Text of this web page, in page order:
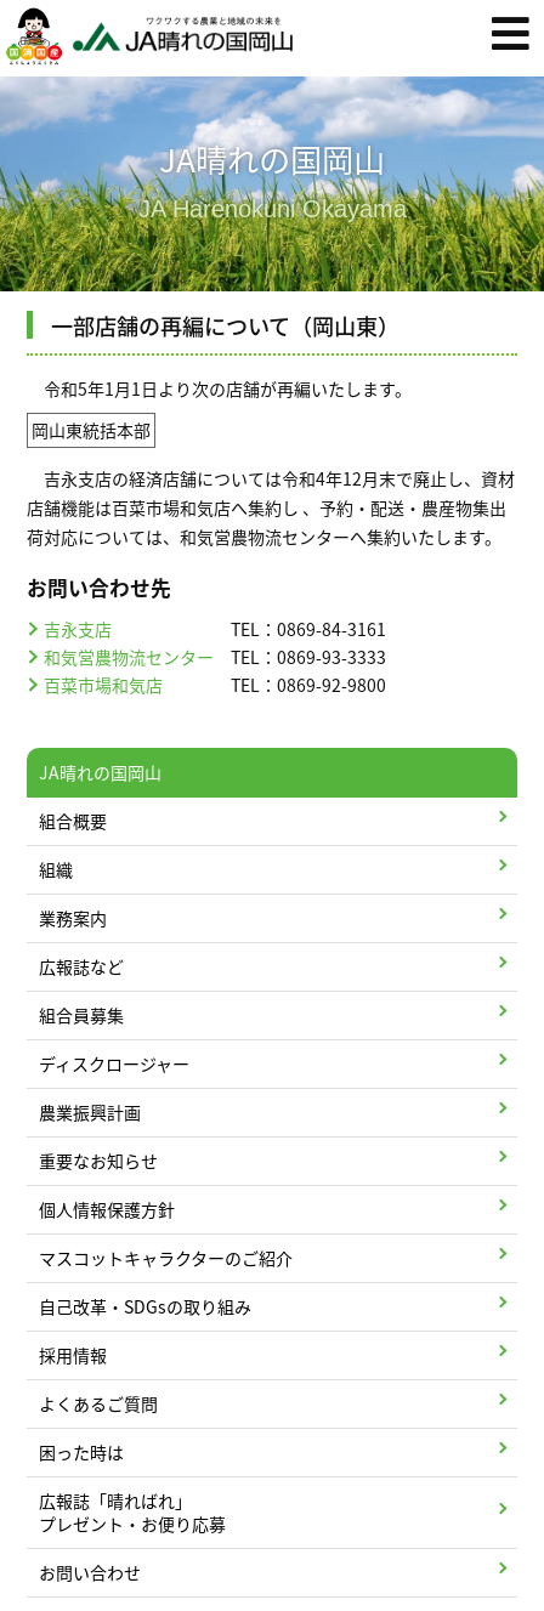
JA晴れの国岡山
JA Harenokuni Okayama
一部店舗の再編について（岡山東）
令和5年1月1日より次の店舗が再編いたします。
岡山東統括本部
吉永支店の経済店舗については令和4年12月末で廃止し、資材
店舗機能は百菜市場和気店へ集約し 、予約・配送・農産物集出
荷対応については、和気営農物流センターへ集約いたします。
お問い合わせ先
吉永支店
TEL：0869-84-3161
和気営農物流センター TEL：0869-93-3333
百菜市場和気店
TEL：0869-92-9800
JA晴れの国岡山
組合概要
組織
業務案内
広報誌など
組合員募集
ディスクロージャー
農業振興計画
重要なお知らせ
個人情報保護方針
マスコットキャラクターのご紹介
自己改革・SDGsの取り組み
採用情報
よくあるご質問
困った時は
広報誌「晴ればれ」
プレゼント・お便り応募
お問い合わせ